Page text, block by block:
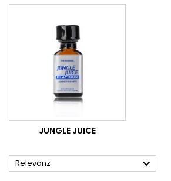
JUNGLE JUICE
Relevanz 